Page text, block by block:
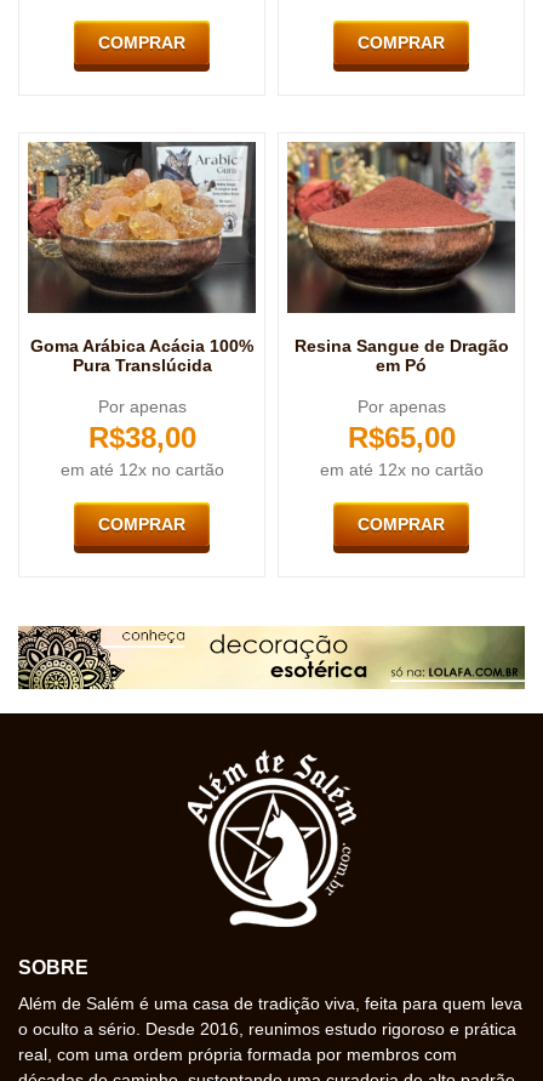
COMPRAR COMPRAR
Goma Arábica Acácia 100%
Pura Translúcida
Por apenas
R$38,00
em até 12x no cartão
COMPRAR
Resina Sangue de Dragão
em Pó
Por apenas
R$65,00
em até 12x no cartão
COMPRAR
SOBRE
Além de Salém é uma casa de tradição viva, feita para quem leva
o oculto a sério. Desde 2016, reunimos estudo rigoroso e prática
real, com uma ordem própria formada por membros com